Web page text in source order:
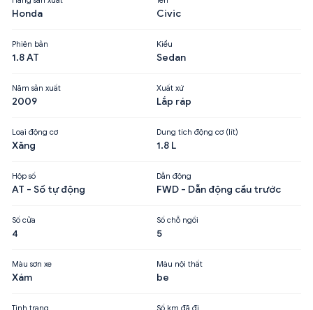
Honda Civic
Phiên bản
1.8 AT
Kiểu
Sedan
Năm sản xuất
2009
Xuất xứ
Lắp ráp
Loại động cơ
Xăng
Dung tích động cơ (lít)
1.8 L
Hộp số
AT - Số tự động
Dẫn động
FWD - Dẫn động cầu trước
Số cửa
4
Số chỗ ngồi
5
Màu sơn xe
Xám
Màu nội thất
be
Tình trạng Số km đã đi